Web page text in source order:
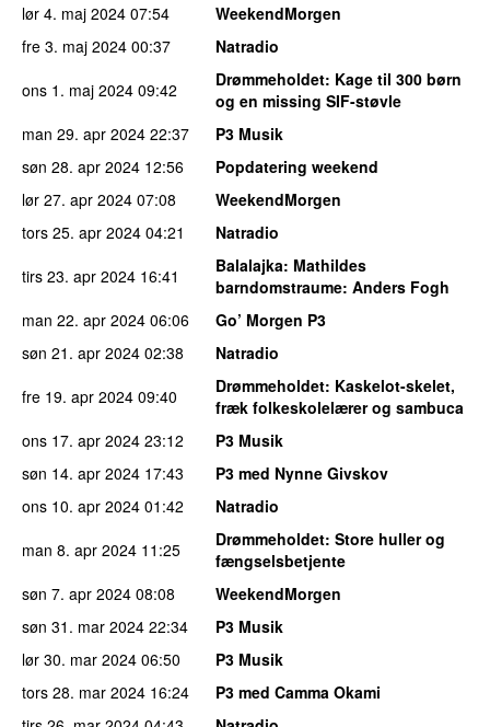
lør 4. maj 2024 07:54
WeekendMorgen
fre 3. maj 2024 00:37
Natradio
ons 1. maj 2024 09:42 Drømmeholdet: Kage til 300 børn
og en missing SIF-støvle
man 29. apr 2024 22:37
P3 Musik
søn 28. apr 2024 12:56
Popdatering weekend
lør 27. apr 2024 07:08
WeekendMorgen
tors 25. apr 2024 04:21
Natradio
tirs 23. apr 2024 16:41 Balalajka: Mathildes
barndomstraume: Anders Fogh
man 22. apr 2024 06:06
Go’ Morgen P3
søn 21. apr 2024 02:38
Natradio
fre 19. apr 2024 09:40 Drømmeholdet: Kaskelot-skelet,
fræk folkeskolelærer og sambuca
ons 17. apr 2024 23:12
P3 Musik
søn 14. apr 2024 17:43
P3 med Nynne Givskov
ons 10. apr 2024 01:42
Natradio
man 8. apr 2024 11:25 Drømmeholdet: Store huller og
fængselsbetjente
søn 7. apr 2024 08:08
WeekendMorgen
søn 31. mar 2024 22:34
P3 Musik
lør 30. mar 2024 06:50
P3 Musik
tors 28. mar 2024 16:24
P3 med Camma Okami